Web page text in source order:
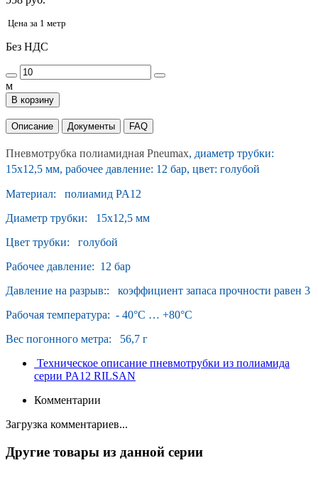
Цена за 1 метр
Без НДС
м
В корзину
Описание Документы FAQ
Пневмотрубка полиамидная Pneumax, диаметр трубки:
15x12,5 мм, рабочее давление: 12 бар, цвет: голубой
Материал: полиамид PA12
Диаметр трубки: 15x12,5 мм
Цвет трубки: голубой
Рабочее давление: 12 бар
Давление на разрыв:: коэффициент запаса прочности равен 3
Рабочая температура: - 40°С … +80°С
Вес погонного метра: 56,7 г
Техническое описание пневмотрубки из полиамида
серии PA12 RILSAN
Комментарии
Загрузка комментариев...
Другие товары из данной серии